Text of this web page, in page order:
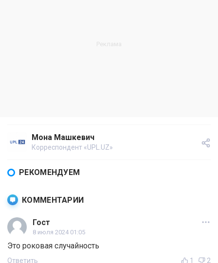
Мона Машкевич
Корреспондент «UPL.UZ»
РЕКОМЕНДУЕМ
КОММЕНТАРИИ
Гост
8 июля 2024 01:05
Это роковая случайность
Ответить 1 2